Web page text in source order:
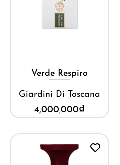
Verde Respiro
Giardini Di Toscana
4,000,000₫